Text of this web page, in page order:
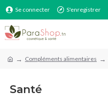
Se connecter S'enregistrer
Compléments alimentaires
Santé